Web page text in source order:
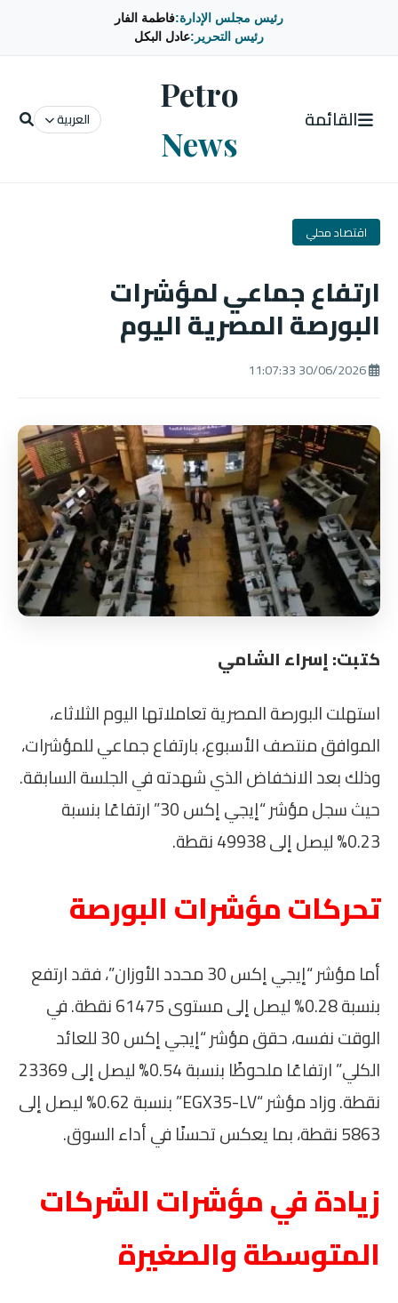
رئيس مجلس الإدارة:فاطمة الفار
رئيس التحرير:عادل البكل
القائمة
Petro
News
العربية
اقتصاد محلي
ارتفاع جماعي لمؤشرات
البورصة المصرية اليوم
كتبت: إسراء الشامي
استهلت البورصة المصرية تعاملاتها اليوم الثلاثاء،
الموافق منتصف الأسبوع، بارتفاع جماعي للمؤشرات،
وذلك بعد الانخفاض الذي شهدته في الجلسة السابقة.
حيث سجل مؤشر “إيجي إكس 30” ارتفاعًا بنسبة
0.23% ليصل إلى 49938 نقطة.
تحركات مؤشرات البورصة
أما مؤشر “إيجي إكس 30 محدد الأوزان”، فقد ارتفع
بنسبة 0.28% ليصل إلى مستوى 61475 نقطة. في
الوقت نفسه، حقق مؤشر “إيجي إكس 30 للعائد
الكلي” ارتفاعًا ملحوظًا بنسبة 0.54% ليصل إلى 23369
نقطة. وزاد مؤشر “EGX35-LV” بنسبة 0.62% ليصل إلى
5863 نقطة، بما يعكس تحسنًا في أداء السوق.
زيادة في مؤشرات الشركات
المتوسطة والصغيرة